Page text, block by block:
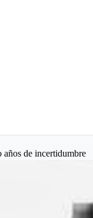
de incertidumbre